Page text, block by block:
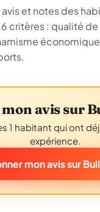
et notes des
critères : qualité
avis sur
1 habitant qui ont
expérience.
mon avis sur